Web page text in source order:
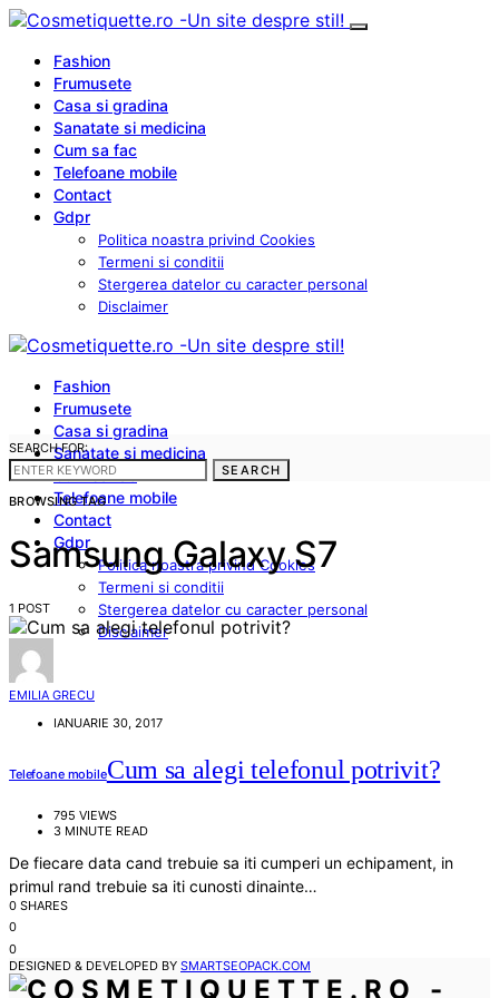
Fashion
Frumusete
Casa si gradina
Sanatate si medicina
Cum sa fac
Telefoane mobile
Contact
Gdpr
Politica noastra privind Cookies
Termeni si conditii
Stergerea datelor cu caracter personal
Disclaimer
Fashion
Frumusete
Casa si gradina
Sanatate si medicina
Cum sa fac
Telefoane mobile
Contact
Gdpr
Politica noastra privind Cookies
Termeni si conditii
Stergerea datelor cu caracter personal
Disclaimer
SEARCH FOR:
SEARCH
BROWSING TAG
Samsung Galaxy S7
1 POST
EMILIA GRECU
IANUARIE 30, 2017
Telefoane mobileCum sa alegi telefonul potrivit?
795 VIEWS
3 MINUTE READ
De fiecare data cand trebuie sa iti cumperi un echipament, in
primul rand trebuie sa iti cunosti dinainte…
0 SHARES
0
0
DESIGNED & DEVELOPED BY SMARTSEOPACK.COM